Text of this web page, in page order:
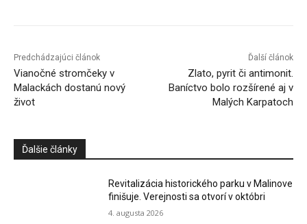
Predchádzajúci článok
Vianočné stromčeky v
Malackách dostanú nový
život
Ďalší článok
Zlato, pyrit či antimonit.
Baníctvo bolo rozšírené aj v
Malých Karpatoch
Ďalšie články
Revitalizácia historického parku v Malinove
finišuje. Verejnosti sa otvorí v októbri
4. augusta 2026